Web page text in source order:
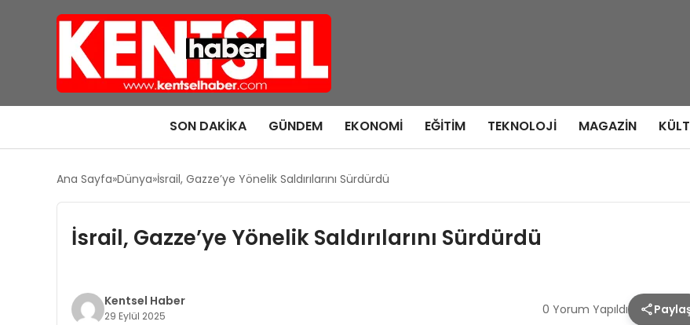
SON DAKIKA GÜNDEM EKONOMI EĞITIM TEKNOLOJI MAGAZIN
Ana Sayfa Dünya İsrail, Gazze’ye Yönelik Saldırılarını Sürdürdü
İsrail, Gazze’ye Yönelik Saldırılarını Sürdürdü
Kentsel Haber
29 Eylül 2025 0 Yorum Yapıldı